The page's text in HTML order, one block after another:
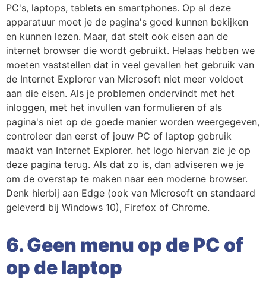
PC's, laptops, tablets en smartphones. Op al deze
apparatuur moet je de pagina's goed kunnen bekijken
en kunnen lezen. Maar, dat stelt ook eisen aan de
internet browser die wordt gebruikt. Helaas hebben we
moeten vaststellen dat in veel gevallen het gebruik van
de Internet Explorer van Microsoft niet meer voldoet
aan die eisen. Als je problemen ondervindt met het
inloggen, met het invullen van formulieren of als
pagina's niet op de goede manier worden weergegeven,
controleer dan eerst of jouw PC of laptop gebruik
maakt van Internet Explorer. het logo hiervan zie je op
deze pagina terug. Als dat zo is, dan adviseren we je
om de overstap te maken naar een moderne browser.
Denk hierbij aan Edge (ook van Microsoft en standaard
geleverd bij Windows 10), Firefox of Chrome.
6. Geen menu op de PC of
op de laptop